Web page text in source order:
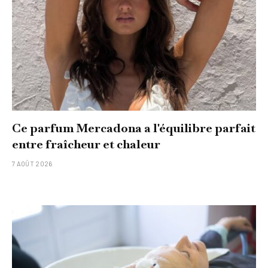
Ce parfum Mercadona a l'équilibre parfait
entre fraîcheur et chaleur
7 AOÛT 2026